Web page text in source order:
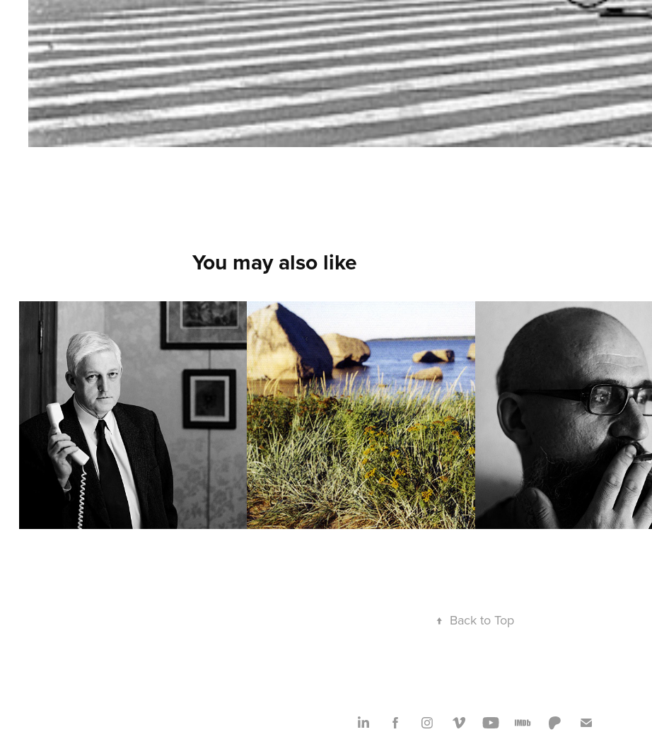
You may also like
Cinema
2022
Polaroid / Estonia
(2005)
2022
Portraits
2022
↑ Back to Top